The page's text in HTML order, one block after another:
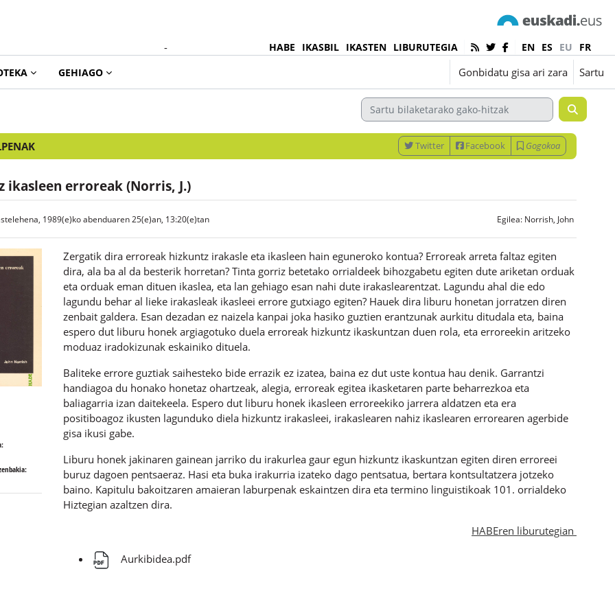
- HABE IKASBIL IKASTEN LIBURUTEGIA EN ES EU
FR
GEHIAGO Gonbidatu gisa ari zara Sartu
Twitter Facebook Gogokoa
ikasleen erroreak (Norris, J.)
1989(e)ko abenduaren 25(e)an, 13:20(e)tan Egilea: Norrish, John
Zergatik dira erroreak hizkuntz irakasle eta ikasleen hain eguneroko kontua? Erroreak arreta faltaz egiten
dira, ala ba al da besterik horretan? Tinta gorriz betetako orrialdeek bihozgabetu egiten dute ariketan orduak
eta orduak eman dituen ikaslea, eta lan gehiago esan nahi dute irakaslearentzat. Lagundu ahal die edo
lagundu behar al lieke irakasleak ikasleei errore gutxiago egiten? Hauek dira liburu honetan jorratzen diren
zenbait galdera. Esan dezadan ez naizela kanpai joka hasiko guztien erantzunak aurkitu ditudala eta, baina
espero dut liburu honek argiagotuko duela erroreak hizkuntz ikaskuntzan duen rola, eta erroreekin aritzeko
moduaz iradokizunak eskainiko dituela.
Baliteke errore guztiak saihesteko bide errazik ez izatea, baina ez dut uste kontua hau denik. Garrantzi
handiagoa du honako honetaz ohartzeak, alegia, erroreak egitea ikasketaren parte beharrezkoa eta
baliagarria izan daitekeela. Espero dut liburu honek ikasleen erroreekiko jarrera aldatzen eta era
positiboagoz ikusten lagunduko diela hizkuntz irakasleei, irakaslearen nahiz ikaslearen errorearen agerbide
gisa ikusi gabe.
Liburu honek jakinaren gainean jarriko du irakurlea gaur egun hizkuntz ikaskuntzan egiten diren erroreei
buruz dagoen pentsaeraz. Hasi eta buka irakurria izateko dago pentsatua, bertara kontsultatzera jotzeko
baino. Kapitulu bakoitzaren amaieran laburpenak eskaintzen dira eta termino linguistikoak 101. orrialdeko
Hiztegian azaltzen dira.
HABEren liburutegian
Aurkibidea.pdf